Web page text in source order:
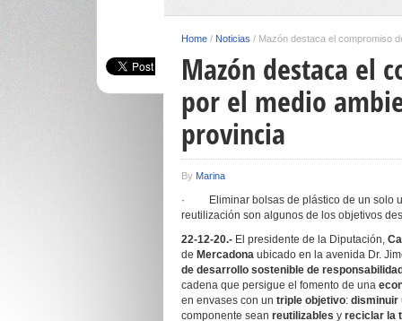
Home / Noticias / Mazón destaca el compromiso
Mazón destaca el
por el medio
provincia
By Marina
· Eliminar bolsas de plástico de un solo
reutilización son algunos de los objetivos
22-12-20.- El presidente de la Diputación,
de Mercadona ubicado en la avenida Dr.
de desarrollo sostenible de
cadena que persigue el fomento de una
en envases con un triple objetivo: disminuir
componente sean reutilizables y reciclar la